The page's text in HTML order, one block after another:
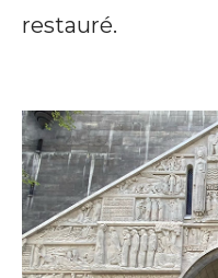
restauré.